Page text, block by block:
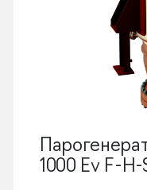
1000 Ev F-H-